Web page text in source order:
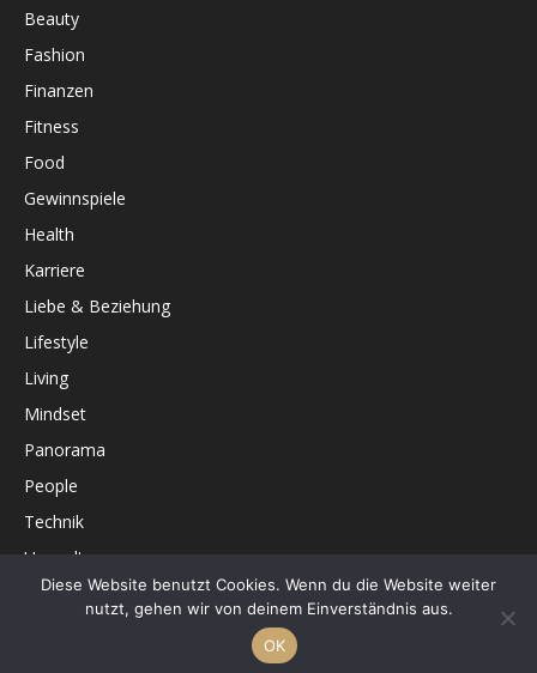
Beauty
Fashion
Finanzen
Fitness
Food
Gewinnspiele
Health
Karriere
Liebe & Beziehung
Lifestyle
Living
Mindset
Panorama
People
Technik
Umwelt
Unterhaltung
Diese Website benutzt Cookies. Wenn du die Website weiter
nutzt, gehen wir von deinem Einverständnis aus.
OK